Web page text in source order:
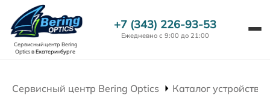
Сервисный центр Bering
Opticsв Екатеринбурге
+7 (343) 226-93-53
Ежедневно с 9:00 до 21:00
Сервисный центр Bering Optics Каталог устройств